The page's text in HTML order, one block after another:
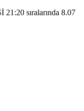
sıralarında 8.07